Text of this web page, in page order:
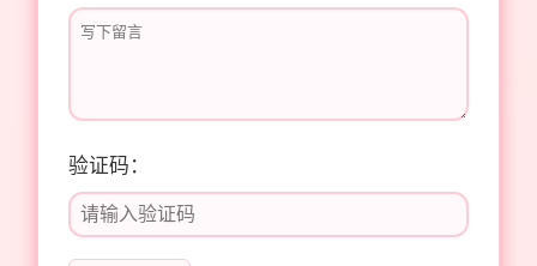
验证码：